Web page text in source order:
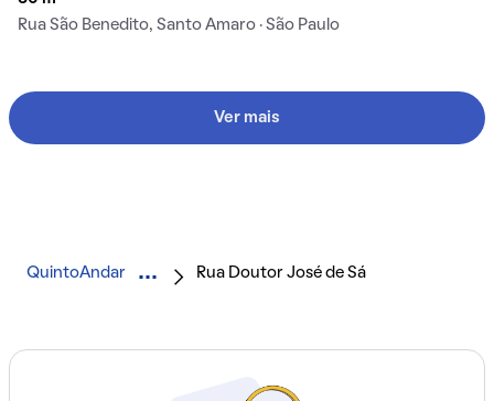
Rua São Benedito, Santo Amaro · São Paulo
Ver mais
QuintoAndar Rua Doutor José de Sá